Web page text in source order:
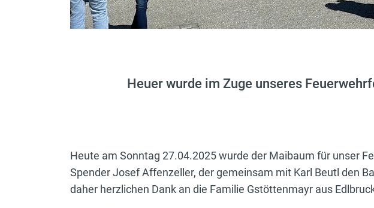
Heuer wurde im Zuge unseres
Heute am Sonntag 27.04.2025 wurde der Maibaum für unser
Spender Josef Affenzeller, der gemeinsam mit Karl Beutl den
daher herzlichen Dank an die Familie Gstöttenmayr aus